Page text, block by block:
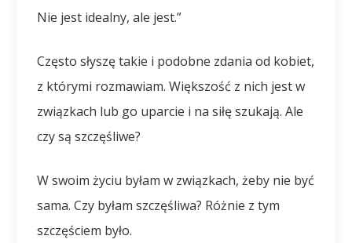
Nie jest idealny, ale jest.”
Często słyszę takie i podobne zdania od kobiet,
z którymi rozmawiam. Większość z nich jest w
związkach lub go uparcie i na siłę szukają. Ale
czy są szczęśliwe?
W swoim życiu byłam w związkach, żeby nie być
sama. Czy byłam szczęśliwa? Różnie z tym
szczęściem było.